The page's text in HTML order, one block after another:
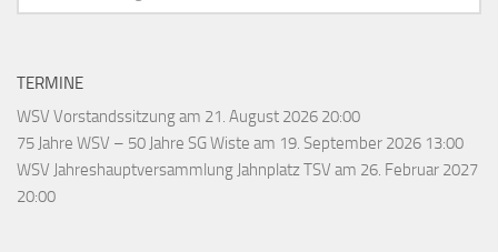
TERMINE
WSV Vorstandssitzungam 21. August 2026 20:00
75 Jahre WSV – 50 Jahre SG Wiste am 19. September 2026 13:00
WSV Jahreshauptversammlung Jahnplatz TSV am 26. Februar 2027
20:00